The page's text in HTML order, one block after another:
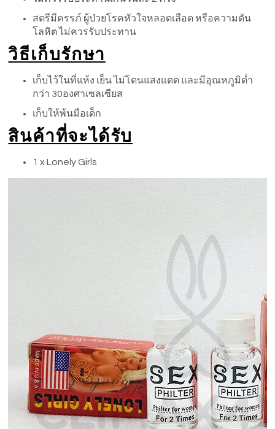
สตรีมีครรภ์ ผู้ป่วยโรคหัวใจหลอดเลือด หรือความดัน
โลหิต ไม่ควรรับประทาน
วิธีเก็บรักษา
เก็บไว้ในที่แห้ง เย็น ไม่โดนแสงแดด และมีอุณหภูมิต่ำ
กว่า 30องศาเซลเซียส
เก็บให้พ้นมือเด็ก
สินค้าที่จะได้รับ
1 x Lonely Girls